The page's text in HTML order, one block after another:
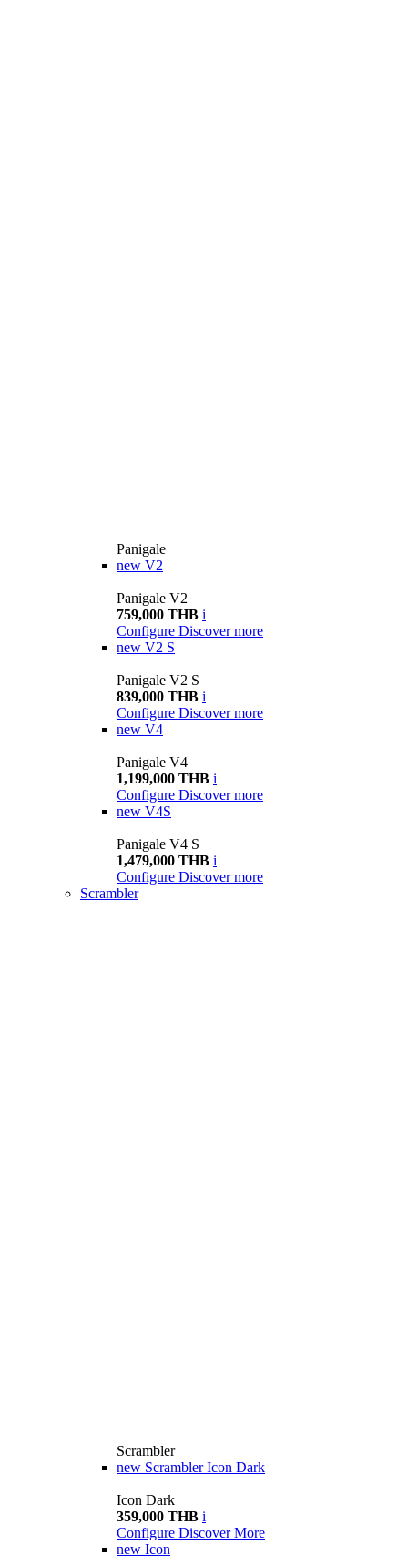
Panigale
new V2
Panigale V2
759,000 THB i
Configure Discover more
new V2 S
Panigale V2 S
839,000 THB i
Configure Discover more
new V4
Panigale V4
1,199,000 THB i
Configure Discover more
new V4S
Panigale V4 S
1,479,000 THB i
Configure Discover more
Scrambler
Scrambler
new Scrambler Icon Dark
Icon Dark
359,000 THB i
Configure Discover More
new Icon